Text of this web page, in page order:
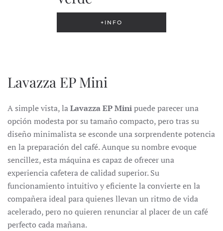
+INFO
Lavazza EP Mini
A simple vista, laLavazza EP Minipuede parecer una
opción modesta por su tamaño compacto, pero tras su
diseño minimalista se esconde una sorprendente potencia
en la preparación del café. Aunque su nombre evoque
sencillez, esta máquina es capaz de ofrecer una
experiencia cafetera de calidad superior. Su
funcionamiento intuitivo y eficiente la convierte en la
compañera ideal para quienes llevan un ritmo de vida
acelerado, pero no quieren renunciar al placer de un café
perfecto cada mañana.